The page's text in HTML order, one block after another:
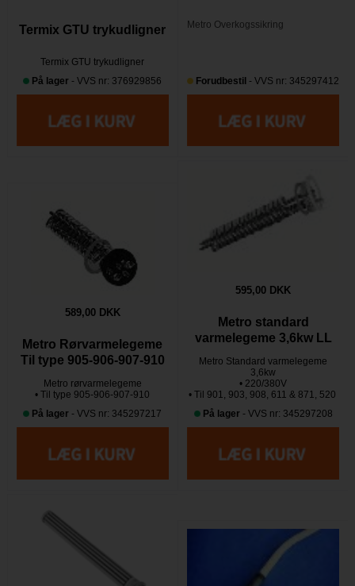
Termix GTU trykudligner
Termix GTU trykudligner
På lager - VVS nr: 376929856
Metro Overkogssikring
Forudbestil - VVS nr: 345297412
589,00 DKK
Metro Rørvarmelegeme
Til type 905-906-907-910
Metro rørvarmelegeme
• Til type 905-906-907-910
På lager - VVS nr: 345297217
595,00 DKK
Metro standard
varmelegeme 3,6kw LL
Metro Standard varmelegeme
3,6kw
• 220/380V
• Til 901, 903, 908, 611 & 871, 520
På lager - VVS nr: 345297208